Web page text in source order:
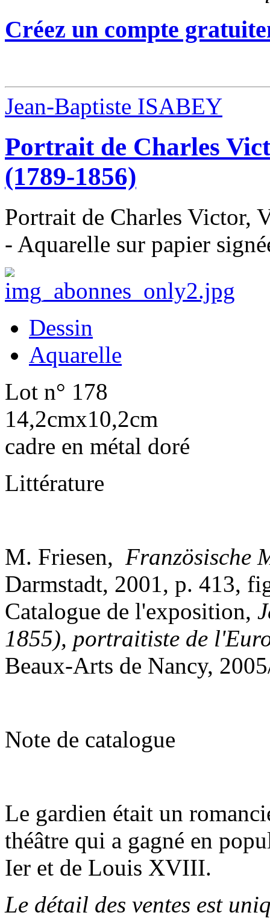
Créez un compte
Jean-Baptiste ISABEY
Portrait de Charles
(1789-1856)
Portrait de Charles Victor,
- Aquarelle sur papier
Dessin
Aquarelle
Lot n° 178
14,2cmx10,2cm
cadre en métal doré
Littérature
M. Friesen, Französische
Darmstadt, 2001, p. 413,
Catalogue de l'exposition,
1855), portraitiste de
Beaux-Arts de Nancy,
Note de catalogue
Le gardien était un
théâtre qui a gagné en
Ier et de Louis XVIII.
Le détail des ventes est